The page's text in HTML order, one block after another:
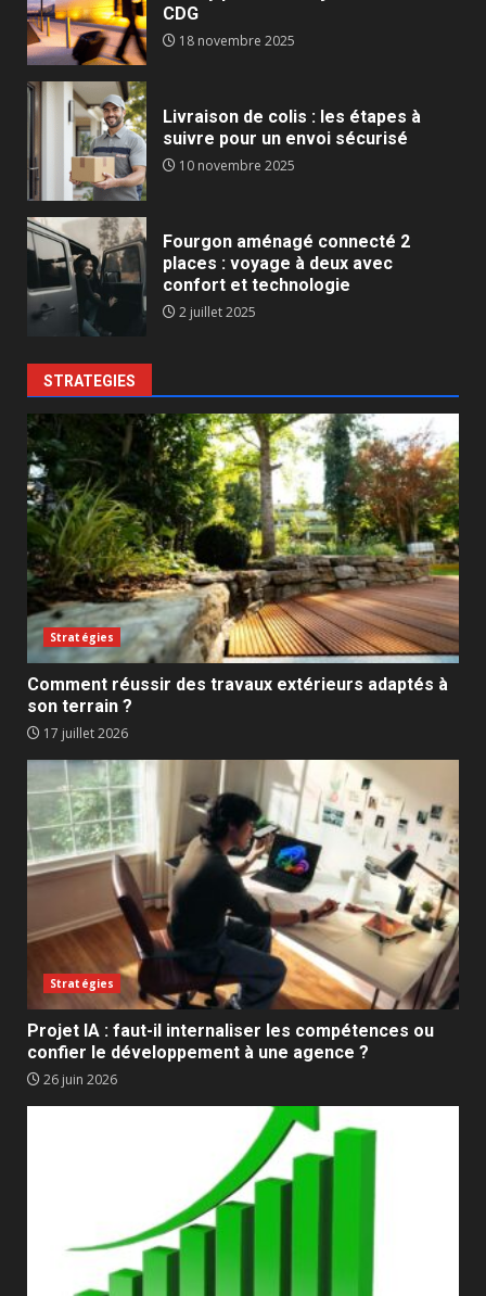
CDG
18 novembre 2025
Livraison de colis : les étapes à
suivre pour un envoi sécurisé
10 novembre 2025
Fourgon aménagé connecté 2
places : voyage à deux avec
confort et technologie
2 juillet 2025
STRATEGIES
Stratégies
Comment réussir des travaux extérieurs adaptés à
son terrain ?
17 juillet 2026
Stratégies
Projet IA : faut-il internaliser les compétences ou
confier le développement à une agence ?
26 juin 2026